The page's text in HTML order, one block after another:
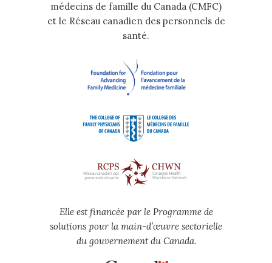
médecins de famille du Canada (CMFC)
et le Réseau canadien des personnels de
santé.
Elle est financée par le Programme de
solutions pour la main-d’œuvre sectorielle
du gouvernement du Canada.